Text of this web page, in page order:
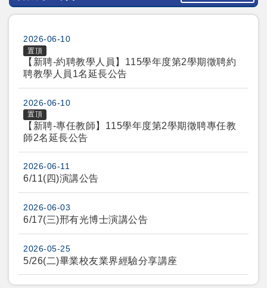
2026-06-10
置頂
【新聘-約聘教學人員】115學年度第2學期徵聘約
聘教學人員1名延長公告
2026-06-10
置頂
【新聘-專任教師】115學年度第2學期徵聘專任教
師2名延長公告
2026-06-11
6/11(四)演講公告
2026-06-03
6/17(三)邢有光博士演講公告
2026-05-25
5/26(二)畢業校友業界經驗分享講座